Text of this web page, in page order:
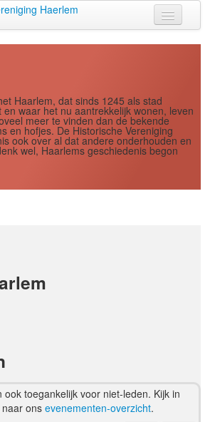
Haarlem, dat sinds 1245 als stad
waar het nu aantrekkelijk wonen, leven
meer te vinden dan de bekende
en hofjes. De Historische Vereniging
ook over al dat andere onderhouden en
wel, Haarlems geschiedenis begon
ook toegankelijk voor niet-leden. Kijk in
ons evenementen-overzicht.
Jaar
Maand